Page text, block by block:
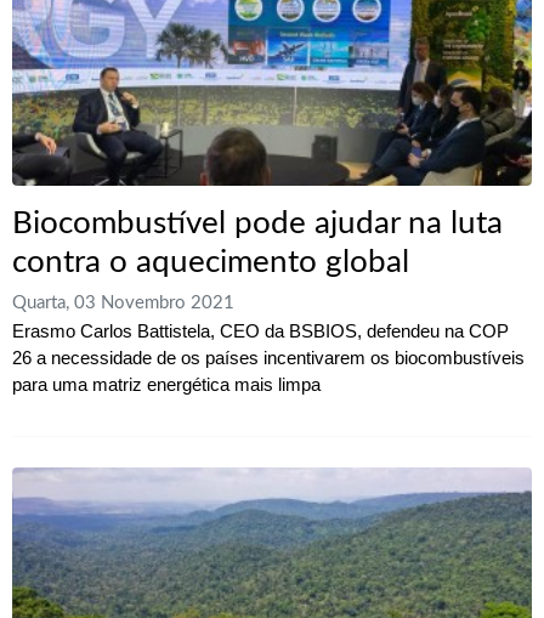
Biocombustível pode ajudar na luta
contra o aquecimento global
Quarta, 03 Novembro 2021
Erasmo Carlos Battistela, CEO da BSBIOS, defendeu na COP
26 a necessidade de os países incentivarem os biocombustíveis
para uma matriz energética mais limpa